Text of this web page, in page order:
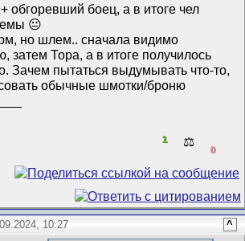
обгоревший боец, а в итоге чел
😐
но шлем.. сначала видимо
затем Тора, а в итоге получилось
Зачем пытаться выдумывать что-то,
обычные шмотки/броню
1 ⚖️
0
10:27 ^